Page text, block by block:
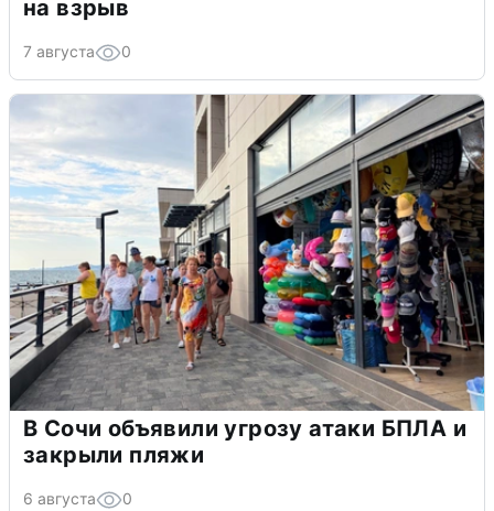
на взрыв
7 августа 0
В Сочи объявили угрозу атаки БПЛА и
закрыли пляжи
6 августа 0